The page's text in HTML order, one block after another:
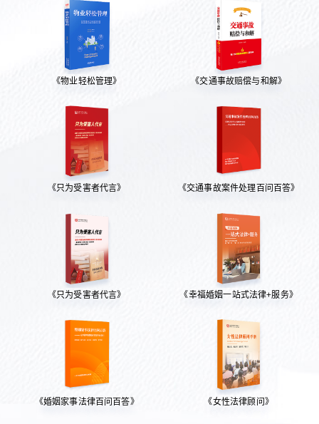
《物业轻松管理》 《交通事故赔偿与和解》
《只为受害者代言》 《交通事故案件处理百问百答》
《只为受害者代言》 《幸福婚姻一站式法律+服务》
《婚姻家事法律百问百答》 《女性法律顾问》